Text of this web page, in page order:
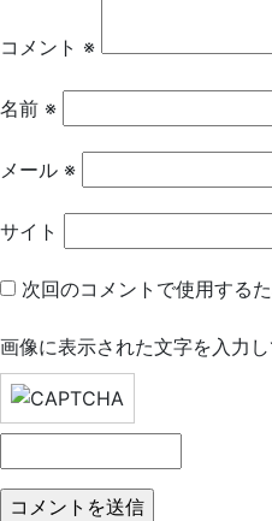
シ
ン
コメント ※
名前 ※
メール ※
サイト
次回のコメントで使用する
画像に表示された文字を入力